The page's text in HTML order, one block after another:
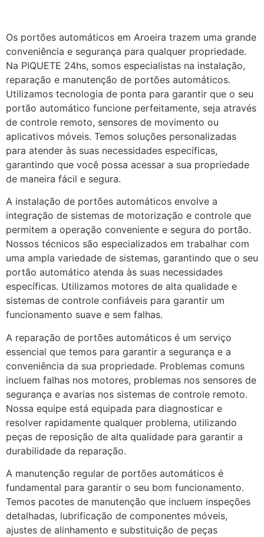
Os portões automáticos em Aroeira trazem uma grande
conveniência e segurança para qualquer propriedade.
Na PIQUETE 24hs, somos especialistas na instalação,
reparação e manutenção de portões automáticos.
Utilizamos tecnologia de ponta para garantir que o seu
portão automático funcione perfeitamente, seja através
de controle remoto, sensores de movimento ou
aplicativos móveis. Temos soluções personalizadas
para atender às suas necessidades específicas,
garantindo que você possa acessar a sua propriedade
de maneira fácil e segura.
A instalação de portões automáticos envolve a
integração de sistemas de motorização e controle que
permitem a operação conveniente e segura do portão.
Nossos técnicos são especializados em trabalhar com
uma ampla variedade de sistemas, garantindo que o seu
portão automático atenda às suas necessidades
específicas. Utilizamos motores de alta qualidade e
sistemas de controle confiáveis para garantir um
funcionamento suave e sem falhas.
A reparação de portões automáticos é um serviço
essencial que temos para garantir a segurança e a
conveniência da sua propriedade. Problemas comuns
incluem falhas nos motores, problemas nos sensores de
segurança e avarias nos sistemas de controle remoto.
Nossa equipe está equipada para diagnosticar e
resolver rapidamente qualquer problema, utilizando
peças de reposição de alta qualidade para garantir a
durabilidade da reparação.
A manutenção regular de portões automáticos é
fundamental para garantir o seu bom funcionamento.
Temos pacotes de manutenção que incluem inspeções
detalhadas, lubrificação de componentes móveis,
ajustes de alinhamento e substituição de peças